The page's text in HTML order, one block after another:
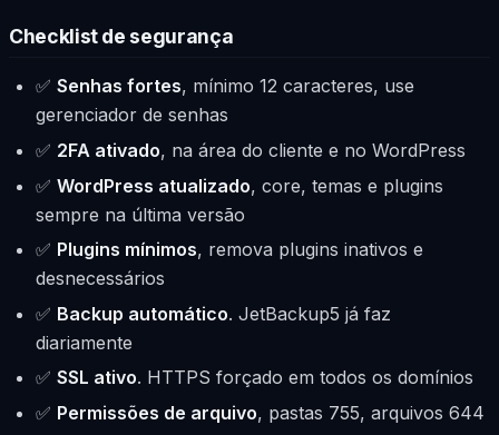
Checklist de segurança
✅ Senhas fortes, mínimo 12 caracteres, use
gerenciador de senhas
✅ 2FA ativado, na área do cliente e no WordPress
✅ WordPress atualizado, core, temas e plugins
sempre na última versão
✅ Plugins mínimos, remova plugins inativos e
desnecessários
✅ Backup automático. JetBackup5 já faz
diariamente
✅ SSL ativo. HTTPS forçado em todos os domínios
✅ Permissões de arquivo, pastas 755, arquivos 644